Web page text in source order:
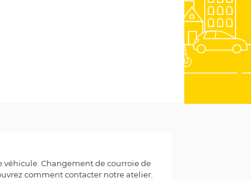
véhicule. Changement de courroie de
comment contacter notre atelier.